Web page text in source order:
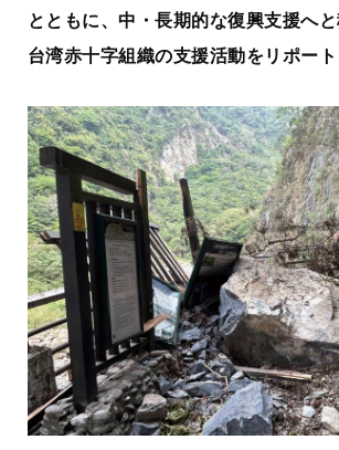
とともに、中・長期的な復興支援へ
台湾赤十字組織の支援活動をリポート